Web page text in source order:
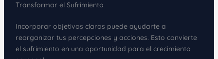
Transformar el Sufrimiento
Incorporar objetivos claros puede ayudarte a
reorganizar tus percepciones y acciones. Esto convierte
el sufrimiento en una oportunidad para el crecimiento